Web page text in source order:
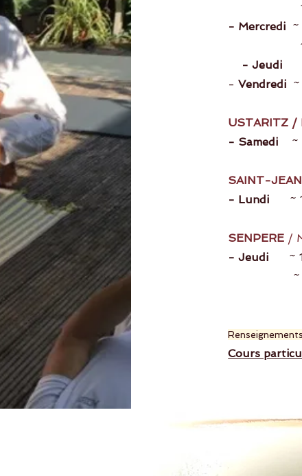
~
- Mercredi
~
- Jeudi
-Vendredi
USTARITZ /
- Samedi ~
SAINT-
- Lundi ~
SENPERE /
- Jeudi ~
~
~
Cours